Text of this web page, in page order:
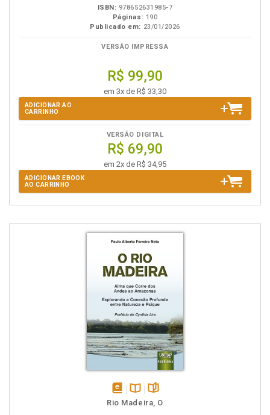
ISBN: 978652631985-7
Páginas: 190
Publicado em: 23/01/2026
VERSÃO IMPRESSA
R$ 99,90
em 3x de R$ 33,30
ADICIONAR AO
CARRINHO
VERSÃO DIGITAL
R$ 69,90
em 2x de R$ 34,95
ADICIONAR EBOOK
AO CARRINHO
disponível
Disponível
páginas
Rio Madeira, O